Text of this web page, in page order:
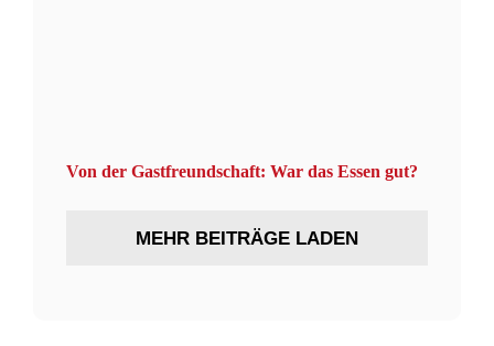
Von der Gastfreundschaft: War das Essen gut?
MEHR BEITRÄGE LADEN